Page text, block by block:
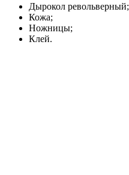
Дырокол револьверный;
Кожа;
Ножницы;
Клей.